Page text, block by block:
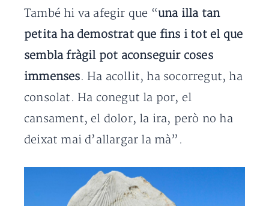
També hi va afegir que “una illa tan
petita ha demostrat que fins i tot el que
sembla fràgil pot aconseguir coses
immenses. Ha acollit, ha socorregut, ha
consolat. Ha conegut la por, el
cansament, el dolor, la ira, però no ha
deixat mai d’allargar la mà”.